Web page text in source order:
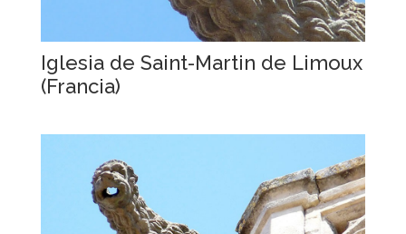
Iglesia de Saint-Martin de Limoux
(Francia)